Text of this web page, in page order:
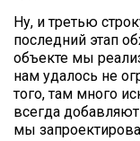
Ну, и третью
последний этап
объекте мы
нам удалось не
того, там много
всегда
мы